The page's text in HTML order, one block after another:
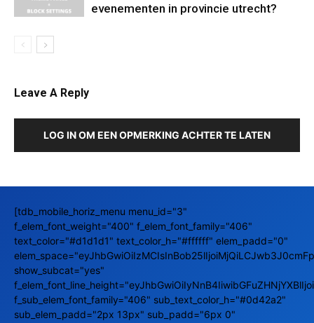
evenementen in provincie utrecht?
Leave A Reply
LOG IN OM EEN OPMERKING ACHTER TE LATEN
[tdb_mobile_horiz_menu menu_id="3"
f_elem_font_weight="400" f_elem_font_family="406"
text_color="#d1d1d1" text_color_h="#ffffff" elem_padd="0"
show_subcat="yes"
f_sub_elem_font_family="406" sub_text_color_h="#0d42a2"
sub_elem_padd="2px 13px" sub_padd="6px 0"